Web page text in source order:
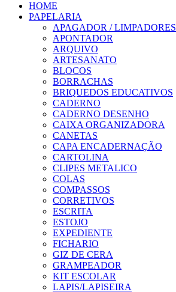
HOME
PAPELARIA
APAGADOR / LIMPADORES
APONTADOR
ARQUIVO
ARTESANATO
BLOCOS
BORRACHAS
BRIQUEDOS EDUCATIVOS
CADERNO
CADERNO DESENHO
CAIXA ORGANIZADORA
CANETAS
CAPA ENCADERNAÇÃO
CARTOLINA
CLIPES METALICO
COLAS
COMPASSOS
CORRETIVOS
ESCRITA
ESTOJO
EXPEDIENTE
FICHARIO
GIZ DE CERA
GRAMPEADOR
KIT ESCOLAR
LAPIS/LAPISEIRA